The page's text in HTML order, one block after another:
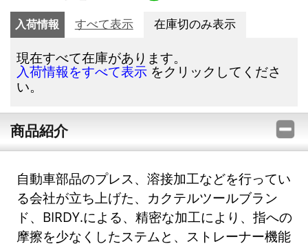
入荷情報 すべて表示 在庫切のみ表示
現在すべて在庫があります。
入荷情報をすべて表示 をクリックしてくださ
い。
商品紹介
自動車部品のプレス、溶接加工などを行ってい
る会社が立ち上げた、カクテルツールブラン
ド、BIRDY.による、精密な加工により、指への
摩擦を少なくしたステムと、ストレーナー機能